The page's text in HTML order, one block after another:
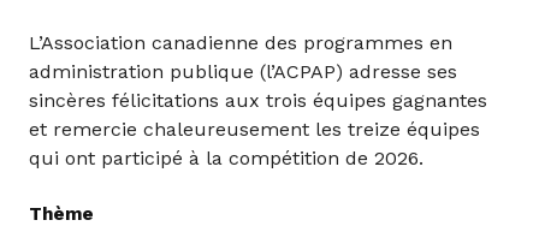
L’Association canadienne des programmes en
administration publique (l’ACPAP) adresse ses
sincères félicitations aux trois équipes gagnantes
et remercie chaleureusement les treize équipes
qui ont participé à la compétition de 2026.
Thème